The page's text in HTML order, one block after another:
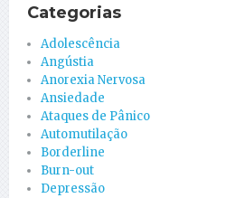
Categorias
Adolescência
Angústia
Anorexia Nervosa
Ansiedade
Ataques de Pânico
Automutilação
Borderline
Burn-out
Depressão